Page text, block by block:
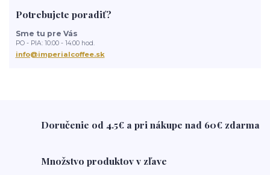
acidita
zdravie Káva
Slovensko
Eshop
kolatch
tuby kolatch
Potrebujete poradiť?
Sme tu pre Vás
PO - PIA: 10:00 - 14:00 hod.
info@imperialcoffee.sk
Doručenie od 4.5€ a pri nákupe nad 60€ zdarma
Množstvo produktov v zľave